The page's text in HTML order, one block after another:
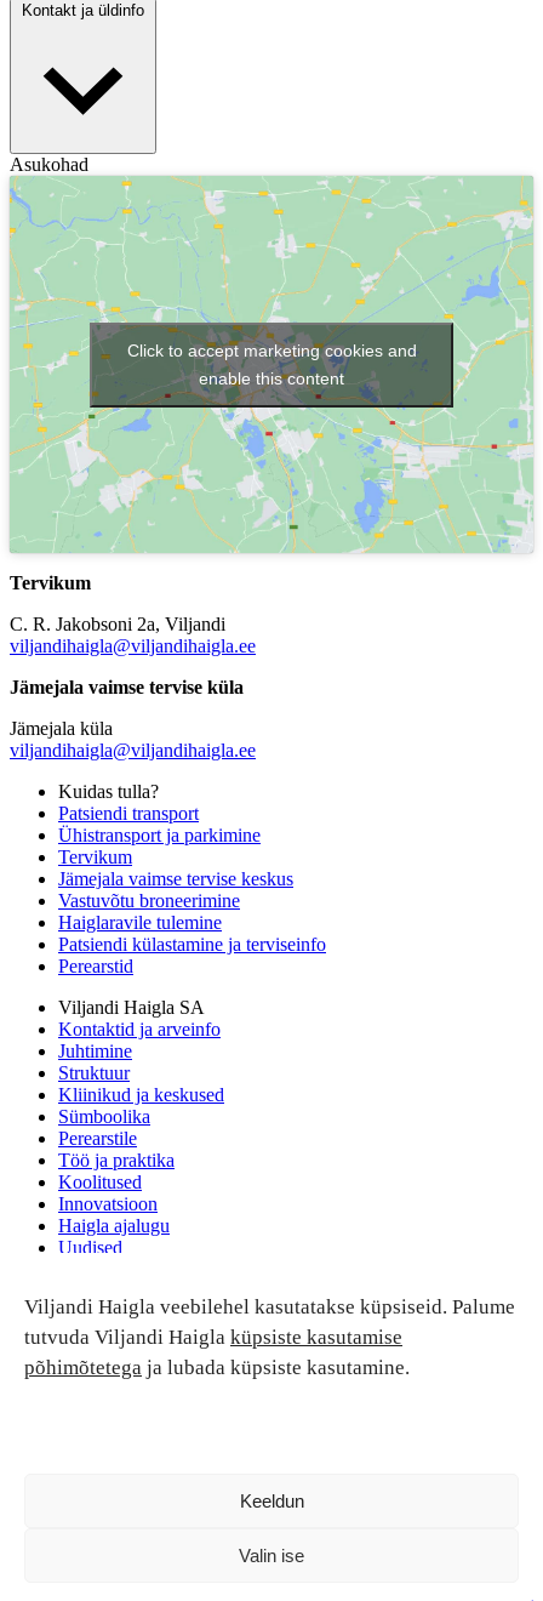
Viljandi Haigla veebilehel kasutatakse küpsiseid. Palume
tutvuda Viljandi Haigla küpsiste kasutamise
põhimõtetega ja lubada küpsiste kasutamine.
Keeldun
Valin ise
Kontakt ja üldinfo
Asukohad
Click to accept marketing cookies and
enable this content
Tervikum
C. R. Jakobsoni 2a, Viljandi
viljandihaigla@viljandihaigla.ee
Jämejala vaimse tervise küla
Jämejala küla
viljandihaigla@viljandihaigla.ee
Kuidas tulla?
Patsiendi transport
Ühistransport ja parkimine
Tervikum
Jämejala vaimse tervise keskus
Vastuvõtu broneerimine
Haiglaravile tulemine
Patsiendi külastamine ja terviseinfo
Perearstid
Viljandi Haigla SA
Kontaktid ja arveinfo
Juhtimine
Struktuur
Kliinikud ja keskused
Sümboolika
Perearstile
Töö ja praktika
Koolitused
Innovatsioon
Haigla ajalugu
Uudised
Patsiendi turvalisus ja õigused
Patsiendi õigused ja kohustused
Patsiendiohutus
Patsientide nõukoda